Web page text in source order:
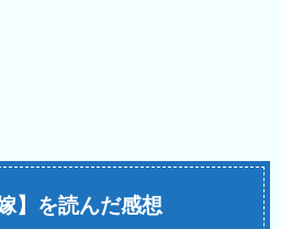
】を読んだ感想